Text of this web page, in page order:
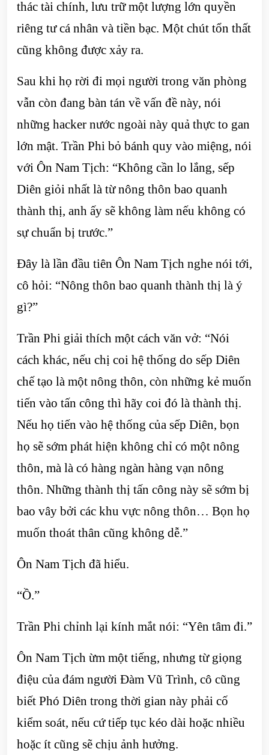
thác tài chính, lưu trữ một lượng lớn quyền
riêng tư cá nhân và tiền bạc. Một chút tổn thất
cũng không được xảy ra.
Sau khi họ rời đi mọi người trong văn phòng
vẫn còn đang bàn tán về vấn đề này, nói
những hacker nước ngoài này quả thực to gan
lớn mật. Trần Phi bỏ bánh quy vào miệng, nói
với Ôn Nam Tịch: “Không cần lo lắng, sếp
Diên giỏi nhất là từ nông thôn bao quanh
thành thị, anh ấy sẽ không làm nếu không có
sự chuẩn bị trước.”
Đây là lần đầu tiên Ôn Nam Tịch nghe nói tới,
cô hỏi: “Nông thôn bao quanh thành thị là ý
gì?”
Trần Phi giải thích một cách văn vở: “Nói
cách khác, nếu chị coi hệ thống do sếp Diên
chế tạo là một nông thôn, còn những kẻ muốn
tiến vào tấn công thì hãy coi đó là thành thị.
Nếu họ tiến vào hệ thống của sếp Diên, bọn
họ sẽ sớm phát hiện không chỉ có một nông
thôn, mà là có hàng ngàn hàng vạn nông
thôn. Những thành thị tấn công này sẽ sớm bị
bao vây bởi các khu vực nông thôn… Bọn họ
muốn thoát thân cũng không dễ.”
Ôn Nam Tịch đã hiểu.
“Ồ.”
Trần Phi chỉnh lại kính mắt nói: “Yên tâm đi.”
Ôn Nam Tịch ừm một tiếng, nhưng từ giọng
điệu của đám người Đàm Vũ Trình, cô cũng
biết Phó Diên trong thời gian này phải cố
kiểm soát, nếu cứ tiếp tục kéo dài hoặc nhiều
hoặc ít cũng sẽ chịu ảnh hưởng.